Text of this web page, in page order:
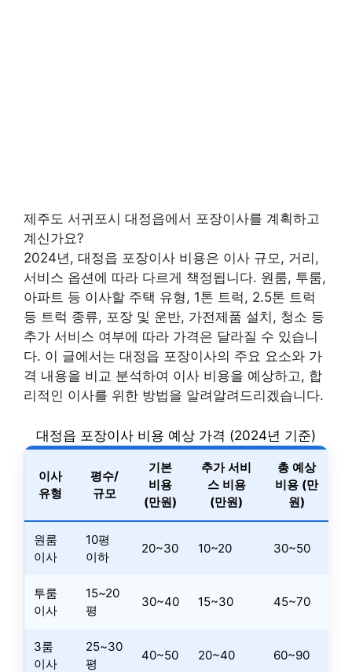
제주도 서귀포시 대정읍에서 포장이사를 계획하고
계신가요?
2024년, 대정읍 포장이사 비용은 이사 규모, 거리,
서비스 옵션에 따라 다르게 책정됩니다. 원룸, 투룸,
아파트 등 이사할 주택 유형, 1톤 트럭, 2.5톤 트럭
등 트럭 종류, 포장 및 운반, 가전제품 설치, 청소 등
추가 서비스 여부에 따라 가격은 달라질 수 있습니
다. 이 글에서는 대정읍 포장이사의 주요 요소와 가
격 내용을 비교 분석하여 이사 비용을 예상하고, 합
리적인 이사를 위한 방법을 알려알려드리겠습니다.
대정읍 포장이사 비용 예상 가격 (2024년 기준)
이사
유형
평수/
규모
기본
비용
(만원)
추가 서비
스 비용
(만원)
총 예상
비용 (만
원)
원룸
이사
10평
이하
20~30 10~20 30~50
투룸
이사
15~20
평
30~40 15~30 45~70
3룸
이사
25~30
평
40~50 20~40 60~90